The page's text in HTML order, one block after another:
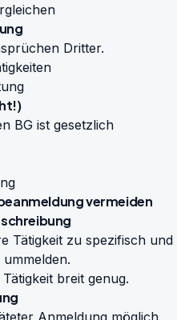
Dritter.
BG ist gesetzlich
vermeiden
Tätigkeit zu spezifisch und
breit genug.
Anmeldung möglich.